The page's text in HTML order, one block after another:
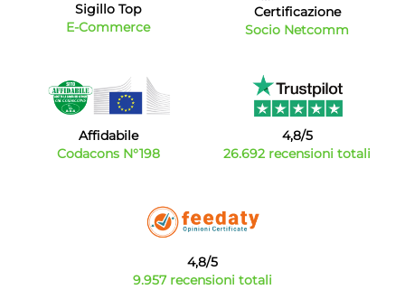
Sigillo Top
E-Commerce
Certificazione
Socio Netcomm
Affidabile
Codacons N°198
4,8/5
26.692 recensioni totali
4,8/5
9.957 recensioni totali